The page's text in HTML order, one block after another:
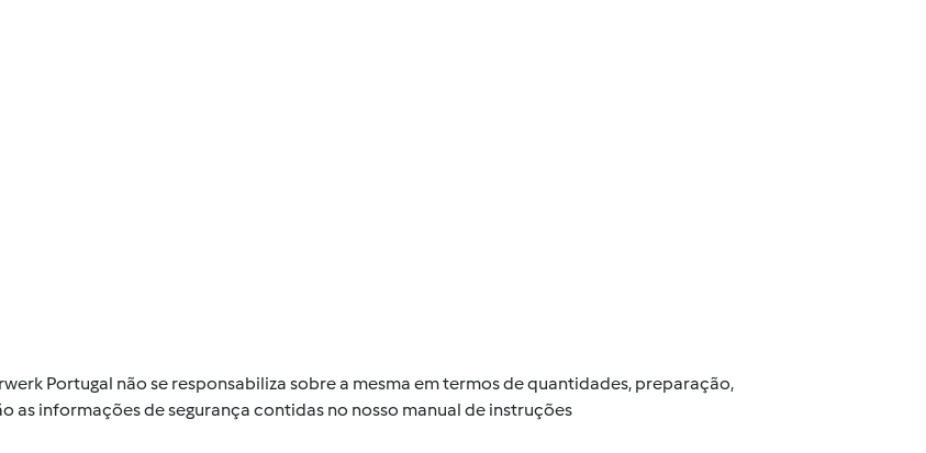
Portugal não se responsabiliza sobre a mesma em termos de quantidades, preparação,
as informações de segurança contidas no nosso manual de instruções